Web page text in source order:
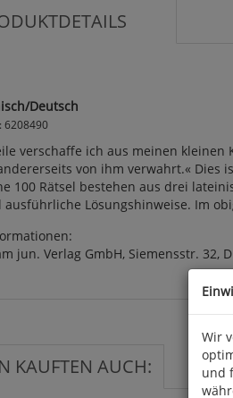
Deutsch
6208490
verschaffe ich aus meinen
von ihm verwahrt.« Dies
100 Rätsel bestehen aus drei
ausführliche Lösungshinweise. Im
jun. Verlag GmbH, Siemensstr. 32,
KAUFTEN AUCH:
Wir
und